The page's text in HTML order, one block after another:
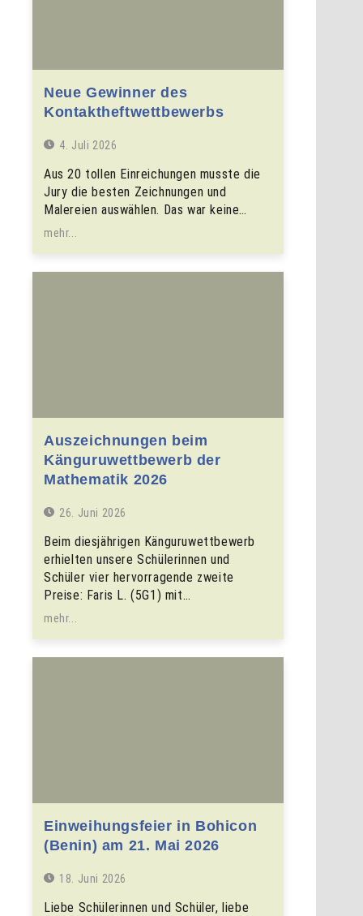
Neue Gewinner des
Kontaktheftwettbewerbs
4. Juli 2026
Aus 20 tollen Einreichungen musste die
Jury die besten Zeichnungen und
Malereien auswählen. Das war keine…
mehr...
Auszeichnungen beim
Känguruwettbewerb der
Mathematik 2026
26. Juni 2026
Beim diesjährigen Känguruwettbewerb
erhielten unsere Schülerinnen und
Schüler vier hervorragende zweite
Preise: Faris L. (5G1) mit…
mehr...
Einweihungsfeier in Bohicon
(Benin) am 21. Mai 2026
18. Juni 2026
Liebe Schülerinnen und Schüler, liebe